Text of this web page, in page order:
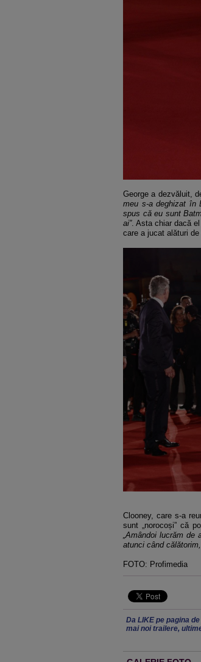
George a dezvăluit,
meu s-a deghizat în
spus că eu sunt
ai”. Asta chiar dacă
care a jucat alături de
Clooney, care s-a
sunt „norocoși” că
„Amândoi lucrăm
atunci când
FOTO: Profimedia
Da LIKE pe pagina
mai noi trailere,